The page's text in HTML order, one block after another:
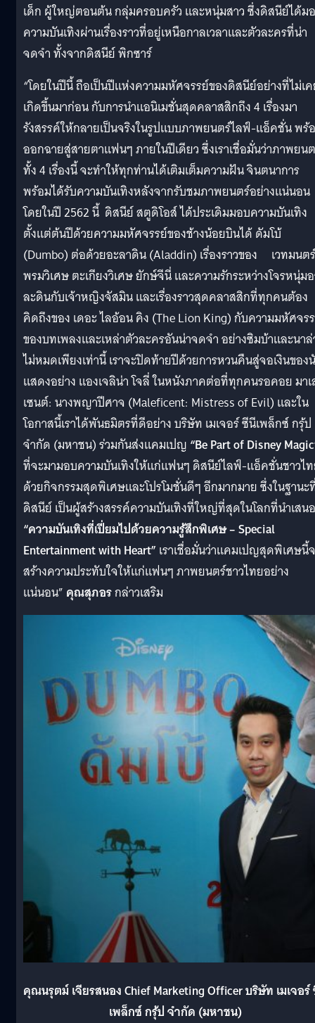
เด็ก ผู้ใหญ่ตอนต้น กลุ่มครอบครัว และหนุ่มสาว ซึ่งดิสนีย์ได้ม
ความบันเทิงผ่านเรื่องราวที่อยู่เหนือกาลเวลาและตัวละครที่น่า
จดจำ ทั้งจากดิสนีย์ พิกซาร์
“โดยในปีนี้ ถือเป็นปีแห่งความมหัศจรรย์ของดิสนีย์อย่างที่ไม่เ
เกิดขึ้นมาก่อน กับการนำแอนิเมชั่นสุดคลาสสิกถึง 4 เรื่องมา
รังสรรค์ให้กลายเป็นจริงในรูปแบบภาพยนตร์ไลฟ์-แอ็คชั่น พร้
ออกฉายสู่สายตาแฟนๆ ภายในปีเดียว ซึ่งเราเชื่อมั่นว่าภาพยน
ทั้ง 4 เรื่องนี้ จะทำให้ทุกท่านได้เติมเต็มความฝัน จินตนาการ
พร้อมได้รับความบันเทิงหลังจากรับชมภาพยนตร์อย่างแน่นอน
โดยในปี 2562 นี้ ดิสนีย์ สตูดิโอส์ ได้ประเดิมมอบความบันเทิง
ตั้งแต่ต้นปีด้วยความมหัศจรรย์ของช้างน้อยบินได้ ดัมโบ้
(Dumbo) ต่อด้วยอะลาดิน (Aladdin) เรื่องราวของ เวทมนตร์
พรมวิเศษ ตะเกียงวิเศษ ยักษ์จีนี่ และความรักระหว่างโจรหนุ่ม
ละดินกับเจ้าหญิงจัสมิน และเรื่องราวสุดคลาสสิกที่ทุกคนต้อง
คิดถึงของ เดอะ ไลอ้อน คิง (The Lion King) กับความมหัศจร
ของบทเพลงและเหล่าตัวละครอันน่าจดจำ อย่างซิมบ้าและนา
ไม่หมดเพียงเท่านี้ เราจะปิดท้ายปีด้วยการหวนคืนสู่จอเงินของ
แสดงอย่าง แองเจลิน่า โจลี่ ในหนังภาคต่อที่ทุกคนรอคอย มา
เซนต์: นางพญาปีศาจ (Maleficent: Mistress of Evil) และใน
โอกาสนี้เราได้พันธมิตรที่ดีอย่าง บริษัท เมเจอร์ ซีนีเพล็กซ์ กรุ้ป
จำกัด (มหาชน) ร่วมกันส่งแคมเปญ “Be Part of Disney
ที่จะมามอบความบันเทิงให้แก่แฟนๆ ดิสนีย์ไลฟ์-แอ็คชั่นชาวไ
ด้วยกิจกรรมสุดพิเศษและโปรโมชั่นดีๆ อีกมากมาย ซึ่งในฐานะ
ดิสนีย์ เป็นผู้สร้างสรรค์ความบันเทิงที่ใหญ่ที่สุดในโลกที่นำเสนอ
“ความบันเทิงที่เปี่ยมไปด้วยความรู้สึกพิเศษ –Special
Entertainment with Heart” เราเชื่อมั่นว่าแคมเปญสุดพิเศษนี้
สร้างความประทับใจให้แก่แฟนๆ ภาพยนตร์ชาวไทยอย่าง
แน่นอน” คุณสุภอรกล่าวเสริม
คุณนรุตม์ เจียรสนองChief Marketing Officer บริษัท เมเจอร์
เพล็กซ์ กรุ้ป จำกัด (มหาชน)